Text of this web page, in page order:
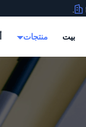
بيت منتجات